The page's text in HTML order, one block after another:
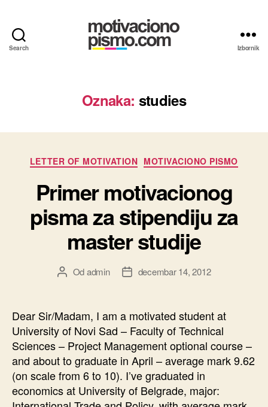
Search
Propratna
pisma
Izbornik
Oznaka: studies
Kategorije
LETTER OF MOTIVATION MOTIVACIONO PISMO
Primer motivacionog
pisma za stipendiju za
master studije
Autor
Odadmin
Datumdecembar 14, 2012
Dear Sir/Madam, I am a motivated student at
University of Novi Sad – Faculty of Technical
Sciences – Project Management optional course –
and about to graduate in April – average mark 9.62
(on scale from 6 to 10). I’ve graduated in
economics at University of Belgrade, major: